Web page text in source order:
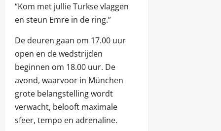
“Kom met jullie Turkse vlaggen
en steun Emre in de ring.”
De deuren gaan om 17.00 uur
open en de wedstrijden
beginnen om 18.00 uur. De
avond, waarvoor in München
grote belangstelling wordt
verwacht, belooft maximale
sfeer, tempo en adrenaline.